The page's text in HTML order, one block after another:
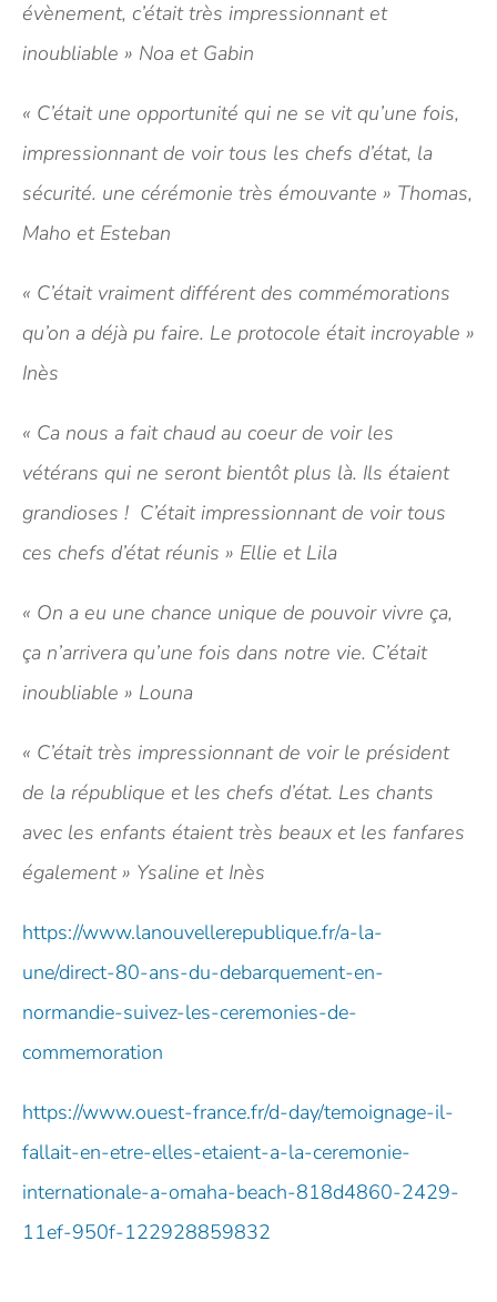
évènement, c’était très impressionnant et
inoubliable » Noa et Gabin
« C’était une opportunité qui ne se vit qu’une fois,
impressionnant de voir tous les chefs d’état, la
sécurité. une cérémonie très émouvante » Thomas,
Maho et Esteban
« C’était vraiment différent des commémorations
qu’on a déjà pu faire. Le protocole était incroyable »
Inès
« Ca nous a fait chaud au coeur de voir les
vétérans qui ne seront bientôt plus là. Ils étaient
grandioses ! C’était impressionnant de voir tous
ces chefs d’état réunis » Ellie et Lila
« On a eu une chance unique de pouvoir vivre ça,
ça n’arrivera qu’une fois dans notre vie. C’était
inoubliable » Louna
« C’était très impressionnant de voir le président
de la république et les chefs d’état. Les chants
avec les enfants étaient très beaux et les fanfares
également » Ysaline et Inès
https://www.lanouvellerepublique.fr/a-la-
une/direct-80-ans-du-debarquement-en-
normandie-suivez-les-ceremonies-de-
commemoration
https://www.ouest-france.fr/d-day/temoignage-il-
fallait-en-etre-elles-etaient-a-la-ceremonie-
internationale-a-omaha-beach-818d4860-2429-
11ef-950f-122928859832